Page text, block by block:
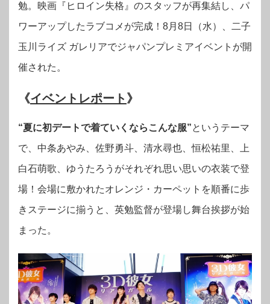
勉。映画『ヒロイン失格』のスタッフが再集結し、パ
ワーアップしたラブコメが完成！ 8月8日（水）、二子
玉川ライズ ガレリアでジャパンプレミアイベントが開
催された。
《イベントレポート 》
“夏に初デートで着ていくならこんな服”というテーマ
で、中条あやみ、佐野勇斗、清水尋也、恒松祐里、上
白石萌歌、ゆうたろうがそれぞれ思い思いの衣装で登
場！会場に敷かれたオレンジ・カーペットを順番に歩
きステージに揃うと、英勉監督が登場し舞台挨拶が始
まった。